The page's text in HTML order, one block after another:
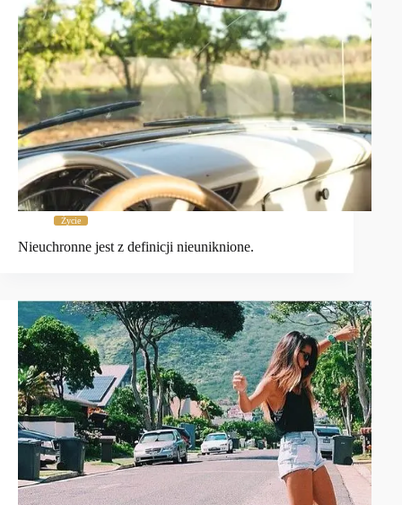
Życie
Nieuchronne jest z definicji nieuniknione.